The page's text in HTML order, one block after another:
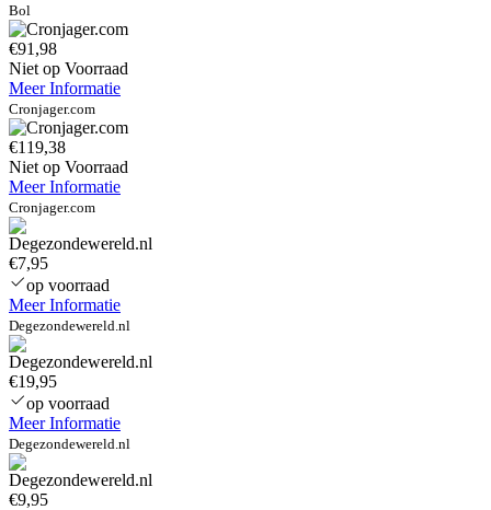
Bol
€91,98
Niet op Voorraad
Meer Informatie
Cronjager.com
€119,38
Niet op Voorraad
Meer Informatie
Cronjager.com
€7,95
op voorraad
Meer Informatie
Degezondewereld.nl
€19,95
op voorraad
Meer Informatie
Degezondewereld.nl
€9,95